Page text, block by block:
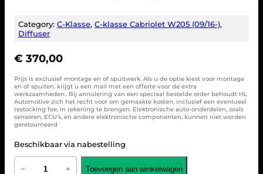
Category:C-Klasse, C-klasse Cabriolet W205 (09/16-)
Diffuser
€ 370,00
Prijs is exclusief montage en of spuitwerk. Als u de optie kiest voor montage
en of spuiten. krijgt u een mail met een offerte voor de extra
werkzaamheden.. Bij annulering van een speciaal bestelde order behoudt HL
Automotive zich het recht voor om gemaakte kosten, inclusief een eventueel
restocking fee, in rekening te brengen. Elektronische auto-onderdelen, zoals
sensoren, ECU’s, en andere elektronische componenten, kunnen niet worden
geretourneerd
Beschikbaar via nabestelling
M
− + Toevoegen aan winkelwagen